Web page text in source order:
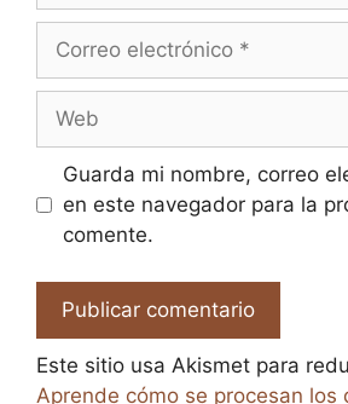
Correo
Web
Guarda mi nombre, correo
en este navegador para la
comente.
Este sitio usa Akismet para
Aprende cómo se procesan los